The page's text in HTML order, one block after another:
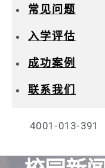
常见问题
入学评估
成功案例
联系我们
4001-013-391